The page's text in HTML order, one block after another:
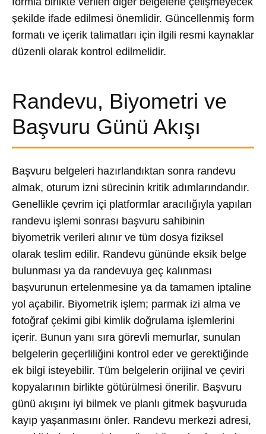
şekilde ifade edilmesi önemlidir. Güncellenmiş form
formatı ve içerik talimatları için ilgili resmi kaynaklar
düzenli olarak kontrol edilmelidir.
Randevu, Biyometri ve
Başvuru Günü Akışı
Başvuru belgeleri hazırlandıktan sonra randevu
almak, oturum izni sürecinin kritik adımlarındandır.
Genellikle çevrim içi platformlar aracılığıyla yapılan
randevu işlemi sonrası başvuru sahibinin
biyometrik verileri alınır ve tüm dosya fiziksel
olarak teslim edilir. Randevu gününde eksik belge
bulunması ya da randevuya geç kalınması
başvurunun ertelenmesine ya da tamamen iptaline
yol açabilir. Biyometrik işlem; parmak izi alma ve
fotoğraf çekimi gibi kimlik doğrulama işlemlerini
içerir. Bunun yanı sıra görevli memurlar, sunulan
belgelerin geçerliliğini kontrol eder ve gerektiğinde
ek bilgi isteyebilir. Tüm belgelerin orijinal ve çeviri
kopyalarının birlikte götürülmesi önerilir. Başvuru
günü akışını iyi bilmek ve planlı gitmek başvuruda
kayıp yaşanmasını önler. Randevu merkezi adresi,